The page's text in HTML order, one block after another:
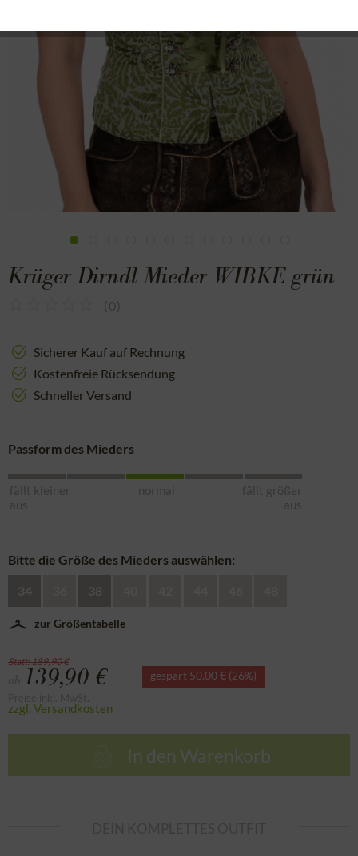
Krüger Dirndl Mieder WIBKE grün
(0)
Sicherer Kauf auf Rechnung
Kostenfreie Rücksendung
Schneller Versand
Passform des Mieders
fällt kleiner
aus
normal
fällt größer
aus
Bitte die Größe des Mieders auswählen:
34 38
zur Größentabelle
Statt: 189,90 €
139,90 € gespart 50,00 € (26%)
zzgl. Versandkosten
In den Warenkorb